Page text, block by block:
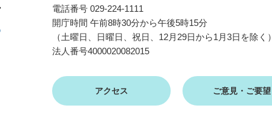
電話番号 029-224-1111
開庁時間 午前8時30分から午後5時15分
（土曜日、日曜日、祝日、12月29日から1月3日を除く）
法人番号4000020082015
アクセス ご意見・ご要望